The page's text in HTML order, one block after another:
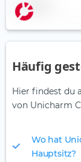
Name
Häufig
Hier findest du
von Unicharm
Wo hat
Hauptsitz?